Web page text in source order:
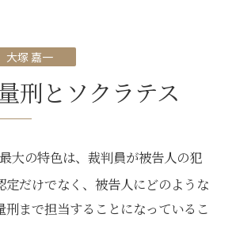
大塚 嘉一
刑とソクラテス
大の特色は、裁判員が被告人の犯
定だけでなく、被告人にどのような
刑まで担当することになっているこ